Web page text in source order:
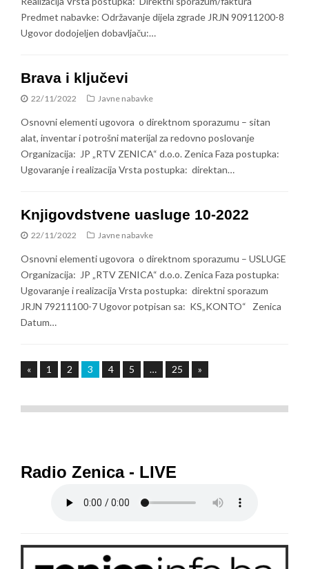
Predmet nabavke: Održavanje dijela zgrade JRJN 90911200-8
Ugovor dodojeljen dobavljaču:…
Brava i ključevi
22/11/2022 Javne nabavke
Osnovni elementi ugovora o direktnom sporazumu – sitan
alat, inventar i potrošni materijal za redovno poslovanje
Organizacija: JP „RTV ZENICA“ d.o.o. Zenica Faza postupka:
Ugovaranje i realizacija Vrsta postupka: direktan…
Knjigovdstvene uasluge 10-2022
22/11/2022 Javne nabavke
Osnovni elementi ugovora o direktnom sporazumu – USLUGE
Organizacija: JP „RTV ZENICA“ d.o.o. Zenica Faza postupka:
Ugovaranje i realizacija Vrsta postupka: direktni sporazum
JRJN 79211100-7 Ugovor potpisan sa: KS„KONTO“ Zenica
Datum…
« 1 2 3 4 5 … 25 »
Radio Zenica - LIVE